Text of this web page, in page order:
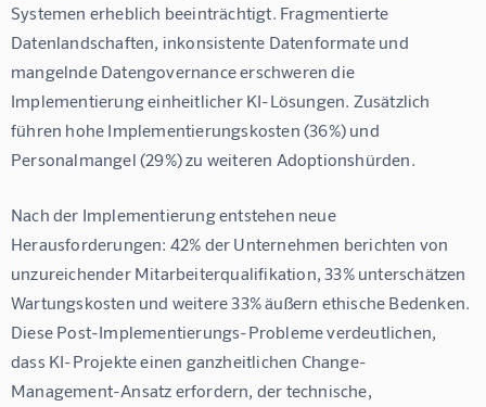
Systemen erheblich beeinträchtigt. Fragmentierte
Datenlandschaften, inkonsistente Datenformate und
mangelnde Datengovernance erschweren die
Implementierung einheitlicher KI-Lösungen. Zusätzlich
führen hohe Implementierungskosten (36%) und
Personalmangel (29%) zu weiteren Adoptionshürden.
Nach der Implementierung entstehen neue
Herausforderungen: 42% der Unternehmen berichten von
unzureichender Mitarbeiterqualifikation, 33% unterschätzen
Wartungskosten und weitere 33% äußern ethische Bedenken.
Diese Post-Implementierungs-Probleme verdeutlichen,
dass KI-Projekte einen ganzheitlichen Change-
Management-Ansatz erfordern, der technische,